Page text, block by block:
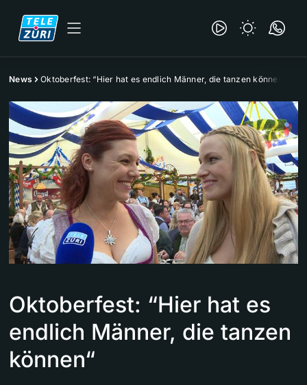
News Oktoberfest: “Hier hat es endlich Männer, die tanzen können“
Oktoberfest: “Hier hat es
endlich Männer, die tanzen
können“